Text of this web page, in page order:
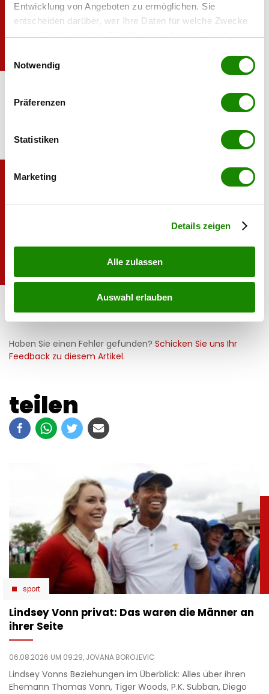
Entwicklung von Angeboten zu ermöglichen. Sie
entscheiden darüber, wer Ihre Daten für welche Zwecke
nutzt. Sie können Ihre Einwilligung jederzeit über die
Trigger Symbol ändern oder widerrufen
Informationen über Ihre geografische Lage
können
bestimmten Merkmalen (Fingerprinting) identifizieren
Erfahren Sie mehr darüber, wie Ihre persönlichen Daten
Notwendig
Präferenzen
Statistiken
Marketing
Details zeigen
Alle zulassen
Auswahl erlauben
Wings for Life World
Run
Anita Gerhardter &amp; DJ Ötzi
Run
Haben Sie einen Fehler gefunden? Schicken Sie uns Ihr
Feedback zu diesem Artikel.
teilen
sport
Lindsey Vonn privat: Das waren die Männer an
ihrer Seite
06.08.2026 UM 09:29, JOVANA BOROJEVIC
Lindsey Vonns Beziehungen im Überblick: Alles über ihren
Ehemann Thomas Vonn, Tiger Woods, P.K. Subban, Diego